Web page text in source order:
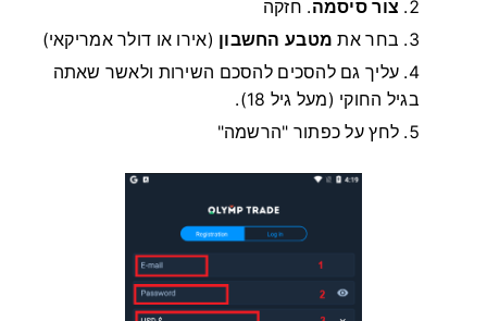
צור סיסמה חזקה .
בחר את מטבע החשבון (אירו או דולר אמריקאי)
עליך גם להסכים להסכם השירות ולאשר שאתה
בגיל החוקי (מעל גיל 18).
לחץ על כפתור "הרשמה"